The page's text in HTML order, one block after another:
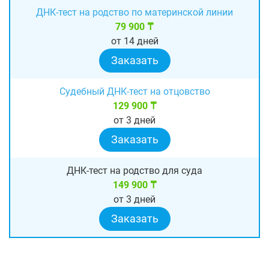
ДНК-тест на родство по материнской линии
79 900 ₸
от 14 дней
Заказать
Судебный ДНК-тест на отцовство
129 900 ₸
от 3 дней
Заказать
ДНК-тест на родство для суда
149 900 ₸
от 3 дней
Заказать